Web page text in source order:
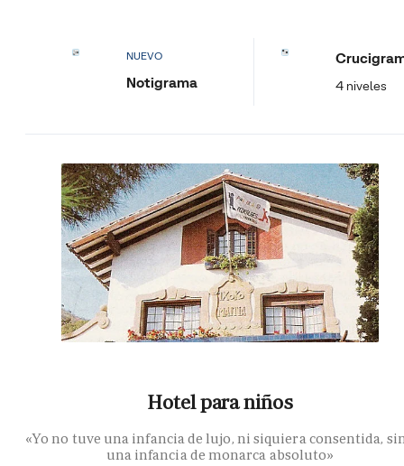
NUEVO
Notigrama 4 niveles
Hotel para niños
«Yo no tuve una infancia de lujo, ni siquiera consentida,
una infancia de monarca absoluto»